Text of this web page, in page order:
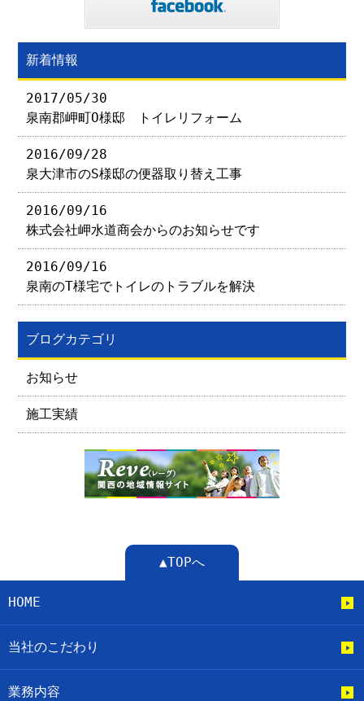
新着情報
2017/05/30
泉南郡岬町O様邸 トイレリフォーム
2016/09/28
泉大津市のS様邸の便器取り替え工事
2016/09/16
株式会社岬水道商会からのお知らせです
2016/09/16
泉南のT様宅でトイレのトラブルを解決
ブログカテゴリ
お知らせ
施工実績
▲TOPへ
HOME
当社のこだわり
業務内容